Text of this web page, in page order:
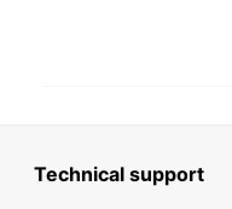
Technical support